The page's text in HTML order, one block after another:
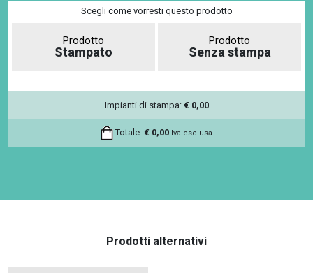
Scegli come vorresti questo prodotto
Prodotto
Stampato
Prodotto
Senza stampa
Impianti di stampa: € 0,00
Totale: € 0,00 Iva esclusa
Prodotti alternativi